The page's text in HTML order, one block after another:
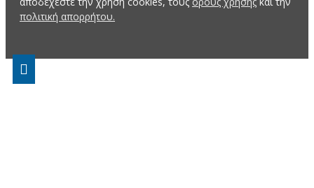
πολιτική απορρήτου.